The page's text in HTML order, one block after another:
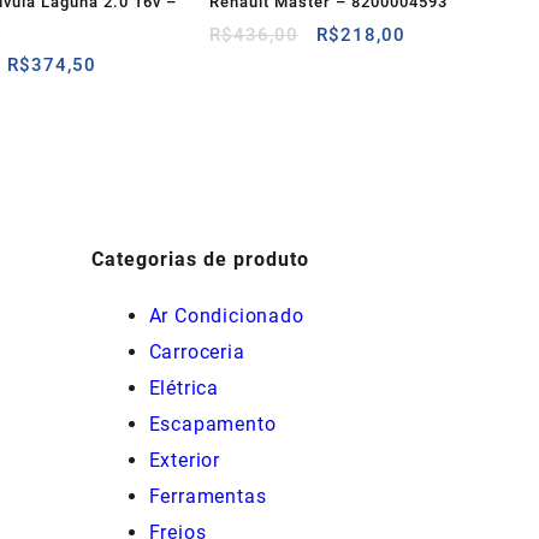
O
R$374,50
R$436,00
O
R$218,00
Categorias de produto
Ar Condicionado
Carroceria
Elétrica
Escapamento
Exterior
Ferramentas
Freios